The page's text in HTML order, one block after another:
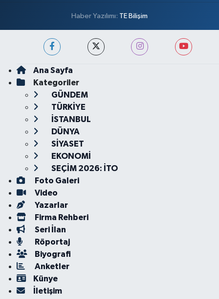
Haber Yazılımı: TE Bilişim
Ana Sayfa
Kategoriler
GÜNDEM
TÜRKİYE
İSTANBUL
DÜNYA
SİYASET
EKONOMİ
SEÇİM 2026: İTO
Foto Galeri
Video
Yazarlar
Firma Rehberi
Seri İlan
Röportaj
Biyografi
Anketler
Künye
İletişim